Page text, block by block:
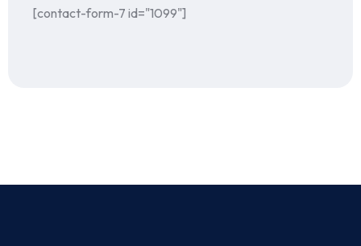
[contact-form-7 id="1099"]